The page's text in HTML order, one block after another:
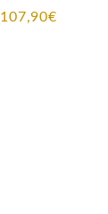
107,90€